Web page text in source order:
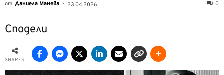
от Даниела Манева - 23.04.2026 0
Сподели
SHARES